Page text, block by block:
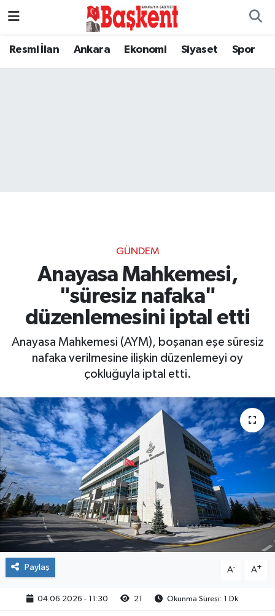
Resmi İlan Ankara Ekonomi Siyaset Spor
GÜNDEM
Anayasa Mahkemesi,
"süresiz nafaka"
düzenlemesini iptal etti
Anayasa Mahkemesi (AYM), boşanan eşe süresiz
nafaka verilmesine ilişkin düzenlemeyi oy
çokluğuyla iptal etti.
Paylaş A- A+
04.06.2026 - 11:30 21 Okunma Süresi: 1 Dk